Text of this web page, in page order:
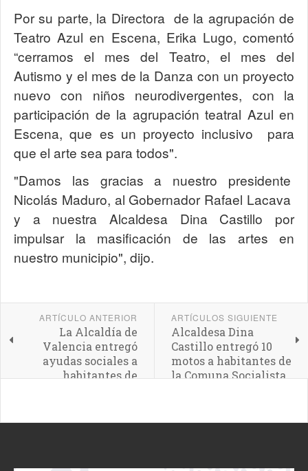
Por su parte, la Directora de la agrupación de
Teatro Azul en Escena, Erika Lugo, comentó
“cerramos el mes del Teatro, el mes del
Autismo y el mes de la Danza con un proyecto
nuevo con niños neurodivergentes, con la
participación de la agrupación teatral Azul en
Escena, que es un proyecto inclusivo para
que el arte sea para todos".
"Damos las gracias a nuestro presidente
Nicolás Maduro, al Gobernador Rafael Lacava
y a nuestra Alcaldesa Dina Castillo por
impulsar la masificación de las artes en
nuestro municipio", dijo.
ARTÍCULO ANTERIOR
La Alcaldía de
Valencia entregó
ayudas sociales a
habitantes de
ARTÍCULOS SIGUIENTE
Alcaldesa Dina
Castillo entregó 10
motos a habitantes de
la Comuna Socialista